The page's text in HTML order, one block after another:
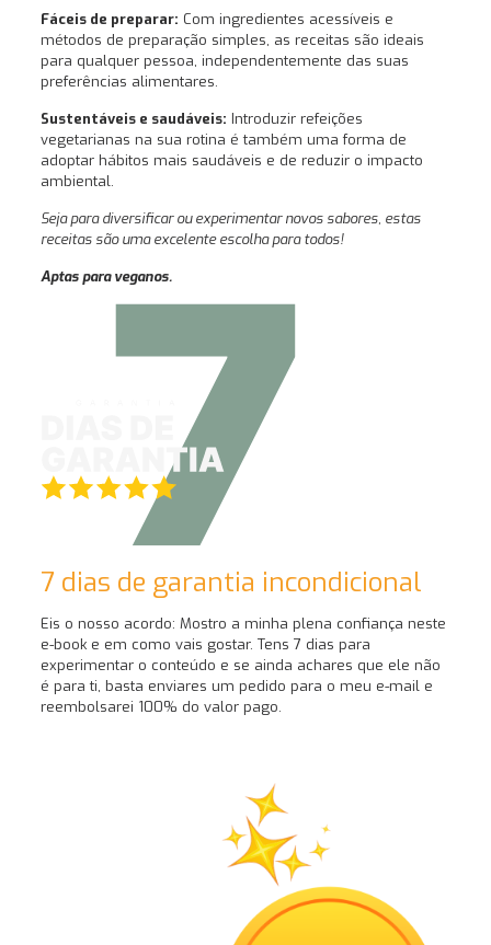
Fáceis de preparar: Com ingredientes acessíveis e
métodos de preparação simples, as receitas são ideais
para qualquer pessoa, independentemente das suas
preferências alimentares.
Sustentáveis e saudáveis: Introduzir refeições
vegetarianas na sua rotina é também uma forma de
adoptar hábitos mais saudáveis e de reduzir o impacto
ambiental.
Seja para diversificar ou experimentar novos sabores, estas
receitas são uma excelente escolha para todos!
Aptas para veganos.
7 dias de garantia incondicional
Eis o nosso acordo: Mostro a minha plena confiança neste
e-book e em como vais gostar. Tens 7 dias para
experimentar o conteúdo e se ainda achares que ele não
é para ti, basta enviares um pedido para o meu e-mail e
reembolsarei 100% do valor pago.